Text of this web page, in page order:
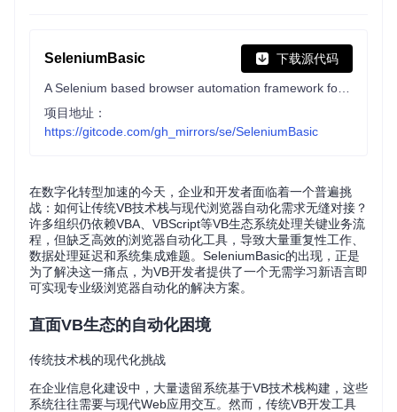
SeleniumBasic 下载源代码
项目地址：
https://gitcode.com/gh_mirrors/se/SeleniumBasic
在数字化转型加速的今天，企业和开发者面临着一个普遍挑
战：如何让传统VB技术栈与现代浏览器自动化需求无缝对接？
许多组织仍依赖VBA、VBScript等VB生态系统处理关键业务流
程，但缺乏高效的浏览器自动化工具，导致大量重复性工作、
数据处理延迟和系统集成难题。SeleniumBasic的出现，正是
为了解决这一痛点，为VB开发者提供了一个无需学习新语言即
可实现专业级浏览器自动化的解决方案。
直面VB生态的自动化困境
传统技术栈的现代化挑战
在企业信息化建设中，大量遗留系统基于VB技术栈构建，这些
系统往往需要与现代Web应用交互。然而，传统VB开发工具